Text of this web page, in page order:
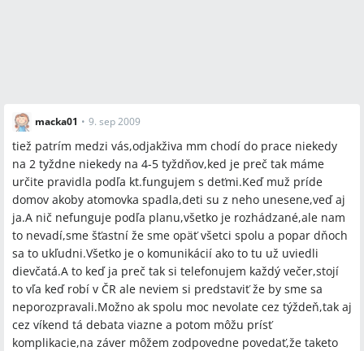
macka01 • 9. sep 2009
tiež patrím medzi vás,odjakživa mm chodí do prace niekedy
na 2 tyždne niekedy na 4-5 tyždňov,ked je preč tak máme
určite pravidla podľa kt.fungujem s deťmi.Keď muž príde
domov akoby atomovka spadla,deti su z neho unesene,veď aj
ja.A nič nefunguje podľa planu,všetko je rozhádzané,ale nam
to nevadí,sme šťastní že sme opäť všetci spolu a popar dňoch
sa to ukľudni.Všetko je o komunikácií ako to tu už uviedli
dievčatá.A to keď ja preč tak si telefonujem každý večer,stojí
to vľa keď robí v ČR ale neviem si predstaviť že by sme sa
neporozpravali.Možno ak spolu moc nevolate cez týždeň,tak aj
cez víkend tá debata viazne a potom môžu prísť
komplikacie,na záver môžem zodpovedne povedať,že taketo